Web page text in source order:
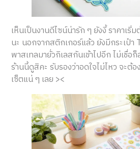
เห็นเป็นงานดีไซน์น่ารัก ๆ ยังงี้ ราคาเ
นะ นอกจากสติกเกอร์แล้ว ยังมีกระเป๋า
พาสเทลมายั่วกิเลสกันเข้าไปอีก ไม่เชื่อ
ร้านนี้ดูสิคะ รับรองว่าอดใจไม่ไหว จะต้
เซ็ตแน่ ๆ เลย ><